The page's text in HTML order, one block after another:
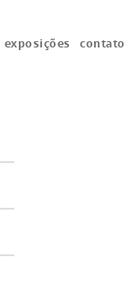
exposições contato